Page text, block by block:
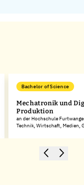
Bachelor of Science
Mechatronik und
Produktion
an der Hochschule
Technik, Wirtschaft, Medien,